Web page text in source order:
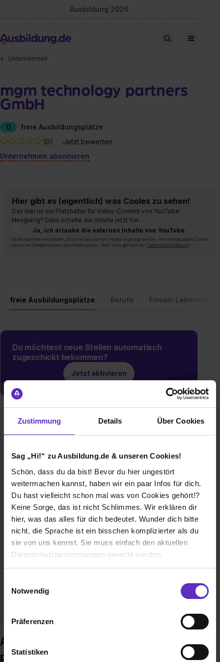
Zustimmung Details Über Cookies
Sag „Hi!“ zu Ausbildung.de & unseren Cookies!
Schön, dass du da bist! Bevor du hier ungestört
weitermachen kannst, haben wir ein paar Infos für dich.
Du hast vielleicht schon mal was von Cookies gehört!?
Keine Sorge, das ist nicht Schlimmes. Wir erklären dir
hier, was das alles für dich bedeutet. Wunder dich bitte
nicht, die Sprache ist ein bisschen komplizierter als du
sie von uns kennst. Sie muss einfach den aktuellen
Datenschutzbestimmungen gerecht werden.
Benutzung der Webseite getroffenen Einstellungen zu
Webseite zu analysieren („Statistiken“), um
Notwendig
Präferenzen
Statistiken
Ausbildung 2026
Stellen finden
Unternehmen
mgm technology partners
GmbH
0
freie Ausbildungsplätze
(0)
Jetzt bewerten
Unternehmen abonnieren
Hier gibt es (eigentlich) was Cooles zu sehen!
Das hier ist ein Platzhalter für Video-Content von YouTube.
Neugierig? Dann schalte die Inhalte jetzt frei.
Ja, ich erlaube die externen Inhalte von YouTube.
Ich bin damit einverstanden, dass mir die externen Inhalte angezeigt werden. Personenbezogene Daten
können an Drittplattformen übermittelt werden. Mehr Infos gibt es in der Datenschutzerklärung
freie Ausbildungsplätze Berufe Firmen-Lebenslauf
Du möchtest neue Stellen automatisch
zugeschickt bekommen?
Jetzt aktivieren
Taunusstr. 23
80807 München
089 358 680 918
>1000
Ausbildung bei mgm technology
partners GmbH